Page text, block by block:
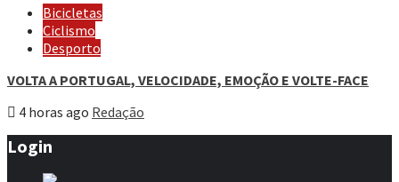
Bicicletas
Ciclismo
Desporto
VOLTA A PORTUGAL, VELOCIDADE, EMOÇÃO E VOLTE-FACE
4 horas ago Redação
Login